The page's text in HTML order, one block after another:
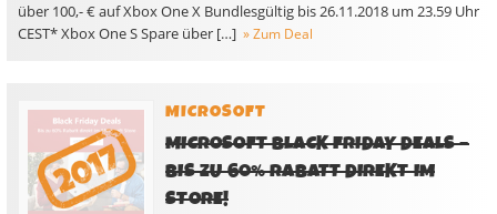
über 100,- € auf Xbox One X Bundlesgültig bis 26.11.2018 um 23.59 Uhr
CEST* Xbox One S Spare über […] » Zum Deal
MICROSOFT
MICROSOFT BLACK FRIDAY DEALS –
BIS ZU 60% RABATT DIREKT IM
STORE!